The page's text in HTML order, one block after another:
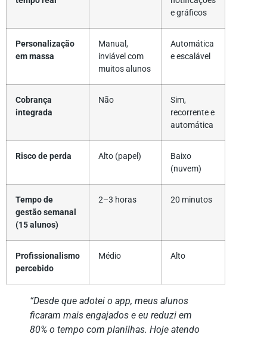
e gráficos
Personalização
em massa
Manual,
inviável com
muitos alunos
Automática
e escalável
Cobrança
integrada
Não
Sim,
recorrente e
automática
Risco de perda Alto (papel)
Baixo
(nuvem)
Tempo de
gestão semanal
(15 alunos)
2–3 horas 20 minutos
Profissionalismo
percebido
Médio Alto
“Desde que adotei o app, meus alunos
ficaram mais engajados e eu reduzi em
80% o tempo com planilhas. Hoje atendo